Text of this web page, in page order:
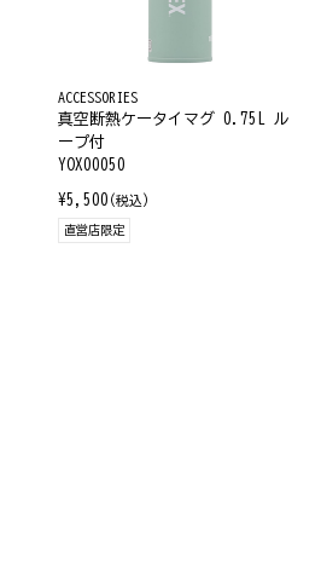
ACCESSORIES
真空断熱ケータイマグ 0.75L ル
ープ付
YOX00050
¥5,500 (税込)
直営店限定